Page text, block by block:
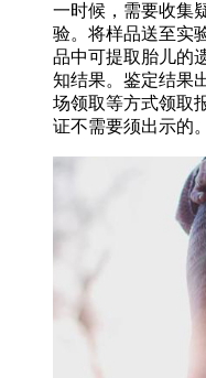
一时候，需要收集
验。将样品送至实
品中可提取胎儿的
知结果。鉴定结果
场领取等方式领取
证不需要须出示的。